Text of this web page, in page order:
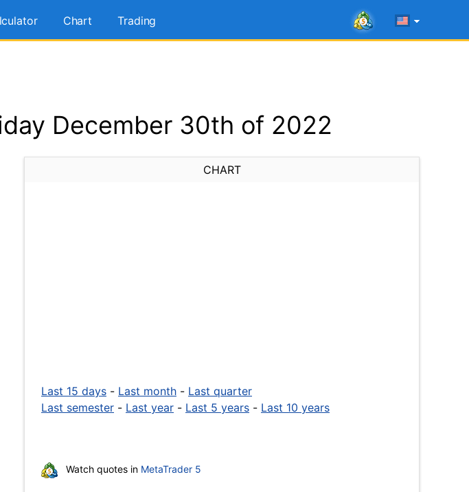
Chart Trading
December 30th of 2022
CHART
Last 15 days - Last month - Last quarter
Last semester - Last year - Last 5 years - Last 10 years
Watch quotes in MetaTrader 5